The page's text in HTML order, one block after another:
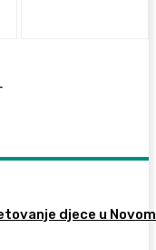
djece u Novom